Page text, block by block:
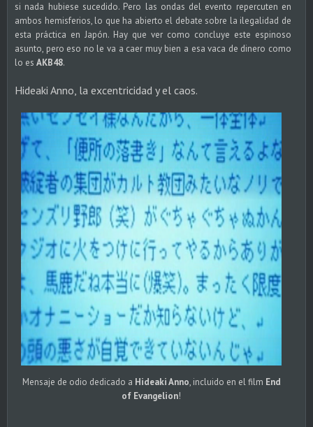
si nada hubiese sucedido. Pero las ondas del evento repercuten en
ambos hemisferios, lo que ha abierto el debate sobre la ilegalidad de
esta práctica en Japón. Hay que ver como concluye este espinoso
asunto, pero eso no le va a caer muy bien a esa vaca de dinero como
lo es AKB48.
Hideaki Anno, la excentricidad y el caos.
Mensaje de odio dedicado a Hideaki Anno, incluido en el film End
of Evangelion!